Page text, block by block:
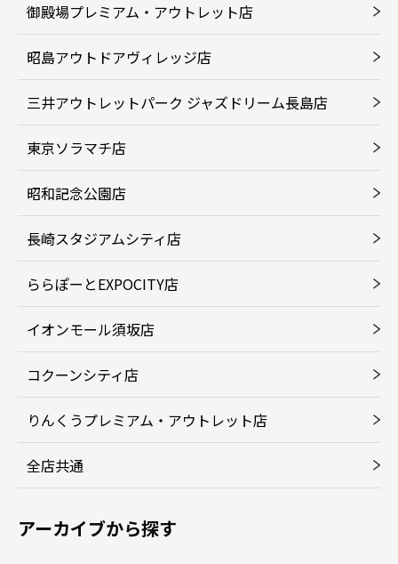
御殿場プレミアム・アウトレット店
昭島アウトドアヴィレッジ店
三井アウトレットパーク ジャズドリーム長島店
東京ソラマチ店
昭和記念公園店
長崎スタジアムシティ店
ららぽーとEXPOCITY店
イオンモール須坂店
コクーンシティ店
りんくうプレミアム・アウトレット店
全店共通
アーカイブから探す